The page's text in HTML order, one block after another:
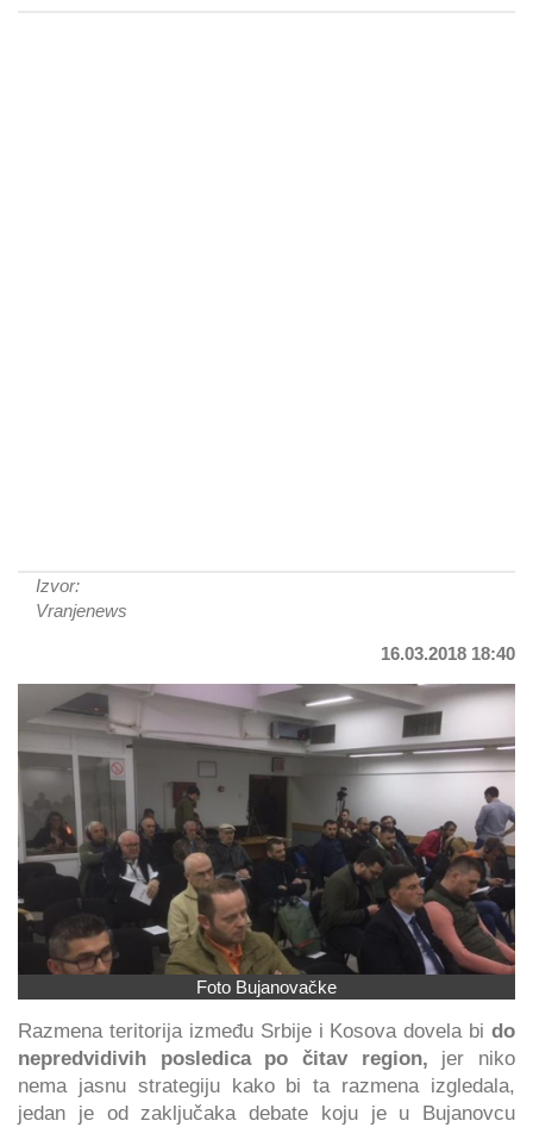
Izvor:
Vranjenews
16.03.2018 18:40
Foto Bujanovačke
Razmena teritorija između Srbije i Kosova dovela bi do
nepredvidivih posledica po čitav region, jer niko
nema jasnu strategiju kako bi ta razmena izgledala,
jedan je od zaključaka debate koju je u Bujanovcu